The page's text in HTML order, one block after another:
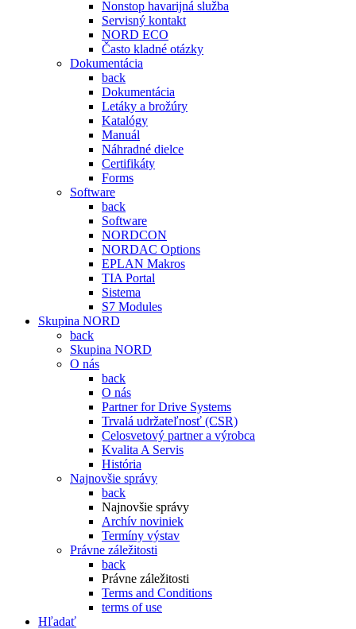
Nonstop havarijná služba
Servisný kontakt
NORD ECO
Často kladné otázky
Dokumentácia
back
Dokumentácia
Letáky a brožúry
Katalógy
Manuál
Náhradné dielce
Certifikáty
Forms
Software
back
Software
NORDCON
NORDAC Options
EPLAN Makros
TIA Portal
Sistema
S7 Modules
Skupina NORD
back
Skupina NORD
O nás
back
O nás
Partner for Drive Systems
Trvalá udržateľnosť (CSR)
Celosvetový partner a výrobca
Kvalita A Servis
História
Najnovšie správy
back
Najnovšie správy
Archív noviniek
Termíny výstav
Právne záležitosti
back
Právne záležitosti
Terms and Conditions
terms of use
Hľadať